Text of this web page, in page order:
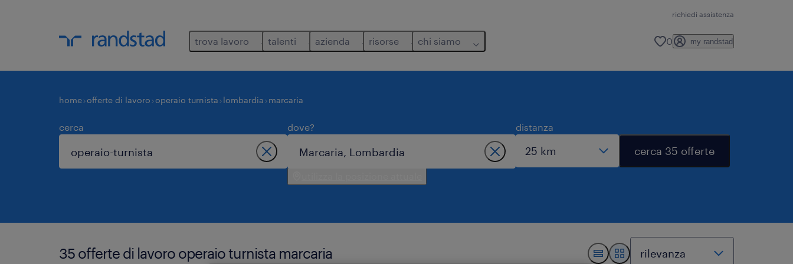
richiedi assistenza
trova lavoro talenti azienda risorse chi siamo 0 my randstad
home offerte di lavoro operaio turnista lombardia marcaria
cerca dove? distanza
cerca 35 offerte
35 offerte di lavoro operaio turnista marcaria